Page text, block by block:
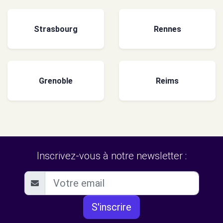
Strasbourg Rennes
Grenoble Reims
Inscrivez-vous à notre newsletter :
S'inscrire